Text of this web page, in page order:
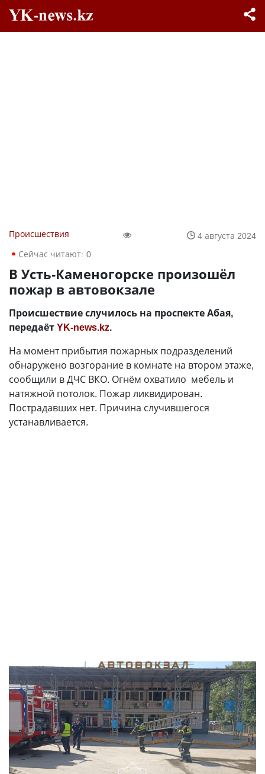
Происшествия
4 августа 2024
Сейчас читают: 0
В Усть-Каменогорске произошёл
пожар в автовокзале
Происшествие случилось на проспекте Абая,
передаётYK-news.kz.
На момент прибытия пожарных подразделений
обнаружено возгорание в комнате на втором этаже,
сообщили в ДЧС ВКО. Огнём охватило мебель и
натяжной потолок. Пожар ликвидирован.
Пострадавших нет. Причина случившегося
устанавливается.